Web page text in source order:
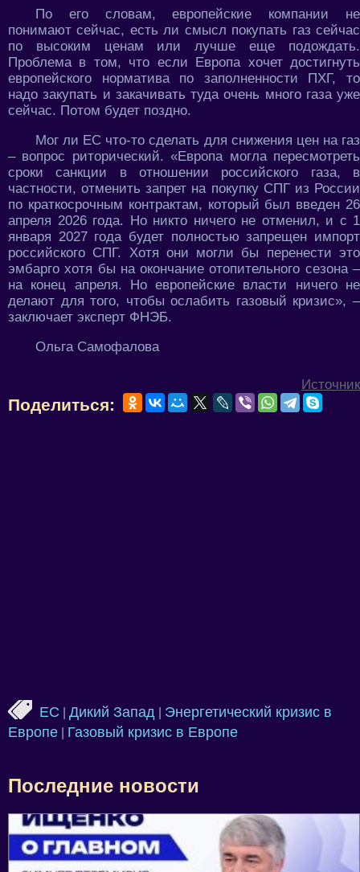
По его словам, европейские компании не
понимают сейчас, есть ли смысл покупать газ сейчас
по высоким ценам или лучше еще подождать.
Проблема в том, что если Европа хочет достигнуть
европейского норматива по заполненности ПХГ, то
надо закупать и закачивать туда очень много газа уже
сейчас. Потом будет поздно.
Мог ли ЕС что-то сделать для снижения цен на газ
– вопрос риторический. «Европа могла пересмотреть
сроки санкции в отношении российского газа, в
частности, отменить запрет на покупку СПГ из России
по краткосрочным контрактам, который был введен 26
апреля 2026 года. Но никто ничего не отменил, и с 1
января 2027 года будет полностью запрещен импорт
российского СПГ. Хотя они могли бы перенести это
эмбарго хотя бы на окончание отопительного сезона –
на конец апреля. Но европейские власти ничего не
делают для того, чтобы ослабить газовый кризис», –
заключает эксперт ФНЭБ.
Ольга Самофалова
Источник
Поделиться:
ЕС Дикий Запад
Энергетический кризис в
Европе
Газовый кризис в Европе
Последние новости